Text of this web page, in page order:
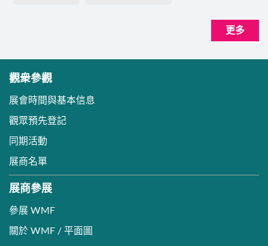
更多
觀衆參觀
展會時間與基本信息
觀眾預先登記
同期活動
展商名單
展商參展
參展 WMF
關於 WMF / 平面圖